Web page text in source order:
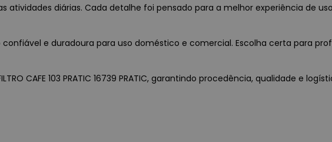
diárias. Cada detalhe foi pensado para a melhor experiência de
e duradoura para uso doméstico e comercial. Escolha certa para
CAFE 103 PRATIC 16739 PRATIC, garantindo procedência, qualidade e